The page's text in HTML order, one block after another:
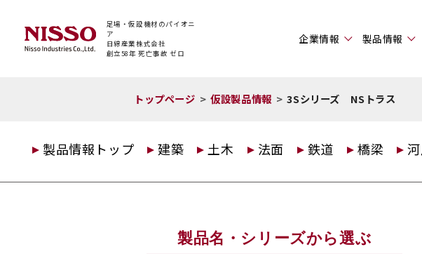
足場・仮設機材のパイオニ
ア
日綜産業株式会社
創立58年 死亡事故 ゼロ
企業情報 製品情報
トップページ 仮設製品情報 3Sシリーズ NSトラス
製品情報トップ 建築 土木 法面 鉄道 橋梁
製品名・シリーズから選ぶ